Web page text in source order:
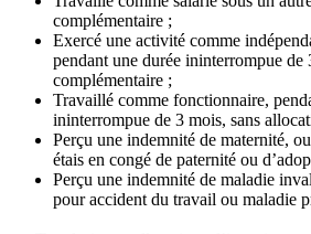
complémentaire ;
Exercé une activité comme
pendant une durée ininterrompue de
complémentaire ;
Travaillé comme fonctionnaire,
ininterrompue de 3 mois, sans
Perçu une indemnité de maternité,
étais en congé de paternité ou
Perçu une indemnité de maladie
pour accident du travail ou maladie